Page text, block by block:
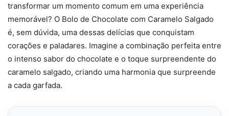
transformar um momento comum em uma experiência
memorável? O Bolo de Chocolate com Caramelo Salgado
é, sem dúvida, uma dessas delícias que conquistam
corações e paladares. Imagine a combinação perfeita entre
o intenso sabor do chocolate e o toque surpreendente do
caramelo salgado, criando uma harmonia que surpreende
a cada garfada.